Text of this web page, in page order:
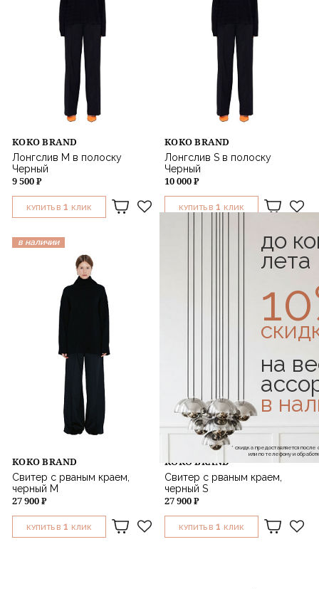
KOKO BRAND
Лонгслив M в полоску
Черный
9 500 ₽
КУПИТЬ В 1 КЛИК
KOKO BRAND
Лонгслив S в полоску
Черный
10 000 ₽
КУПИТЬ В 1 КЛИК
в наличии
KOKO BRAND
Свитер с рваным краем,
черный M
27 900 ₽
КУПИТЬ В 1 КЛИК
KOKO BRAND
Свитер с рваным краем,
черный S
27 900 ₽
КУПИТЬ В 1 КЛИК
до
лета
на
в
* скидка предоставляется
или по телефону и